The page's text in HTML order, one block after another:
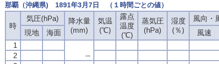
那覇（沖縄県) 1891年3月7日 （１時間ごとの値）
時
気圧(hPa)
降水量
(mm)
気温
(℃)
露点
温度
(℃)
蒸気圧
(hPa)
湿度
(％)
風向・
現地
海面
風速
1
--
2